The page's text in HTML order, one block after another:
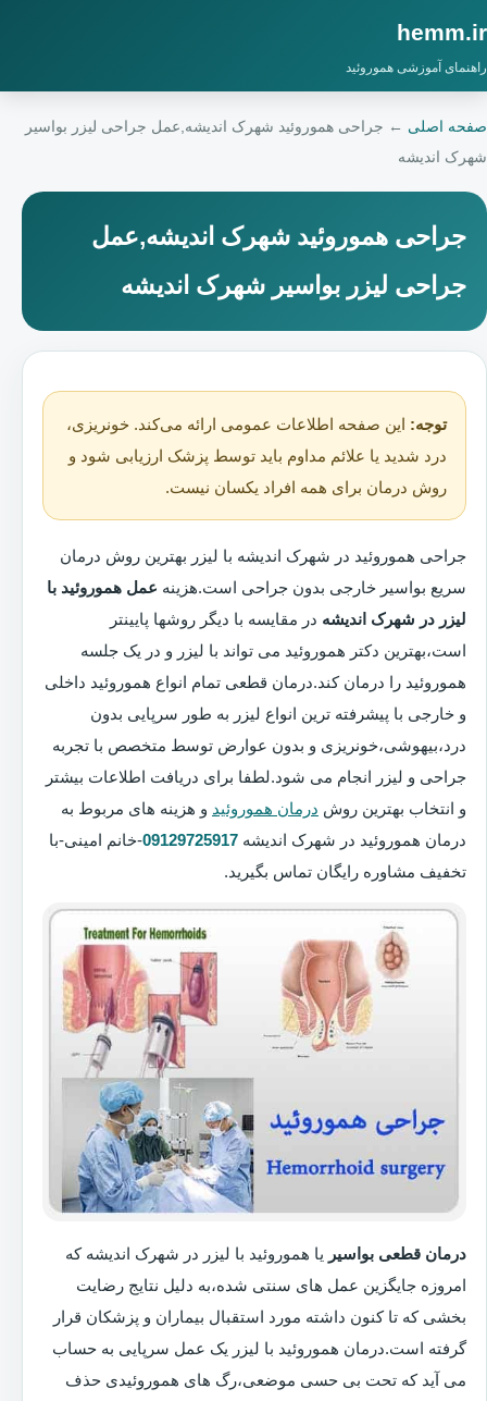
hemm.ir
راهنمای آموزشی هموروئید
صفحه اصلی ← جراحی هموروئید شهرک اندیشه,عمل جراحی لیزر بواسیر
شهرک اندیشه
جراحی هموروئید شهرک اندیشه,عمل
جراحی لیزر بواسیر شهرک اندیشه
توجه: این صفحه اطلاعات عمومی ارائه می‌کند. خونریزی،
درد شدید یا علائم مداوم باید توسط پزشک ارزیابی شود و
روش درمان برای همه افراد یکسان نیست.
جراحی هموروئید در شهرک اندیشه با لیزر بهترین روش درمان
سریع بواسیر خارجی بدون جراحی است.هزینه عمل هموروئید با
لیزر در شهرک اندیشه در مقایسه با دیگر روشها پایینتر
است،بهترین دکتر هموروئید می تواند با لیزر و در یک جلسه
هموروئید را درمان کند.درمان قطعی تمام انواع هموروئید داخلی
و خارجی با پیشرفته ترین انواع لیزر به طور سرپایی بدون
درد،بیهوشی،خونریزی و بدون عوارض توسط متخصص با تجربه
جراحی و لیزر انجام می شود.لطفا برای دریافت اطلاعات بیشتر
و انتخاب بهترین روش درمان هموروئید و هزینه های مربوط به
درمان هموروئید در شهرک اندیشه 09129725917-خانم امینی-با
تخفیف مشاوره رایگان تماس بگیرید.
درمان قطعی بواسیر یا هموروئید با لیزر در شهرک اندیشه که
امروزه جایگزین عمل های سنتی شده،به دلیل نتایج رضایت
بخشی که تا کنون داشته مورد استقبال بیماران و پزشکان قرار
گرفته است.درمان هموروئید با لیزر یک عمل سرپایی به حساب
می آید که تحت بی حسی موضعی،رگ های هموروئیدی حذف